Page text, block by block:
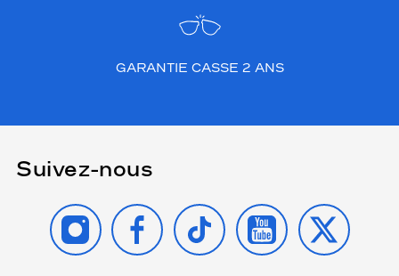
GARANTIE CASSE 2 ANS
Suivez-nous
INSTAGRAMFACEBOOK
TIKTOK YOUTUBE
X